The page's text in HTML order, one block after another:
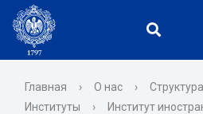
Главная › О нас ›
Институты
› Институт